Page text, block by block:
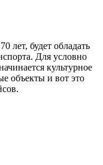
лет, будет обладать
Для условно
культурное
объекты и вот это